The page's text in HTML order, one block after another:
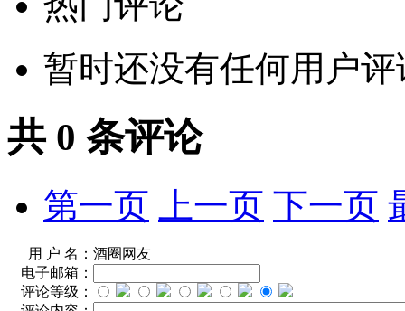
暂时还没有任何用户评
共 0 条评论
第一页 上一页 下一页
用 户 名： 酒圈网友
电子邮箱：
评论等级：